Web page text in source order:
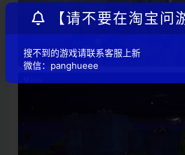
【请不要在淘宝问
搜不到的游戏请联系客服上新
微信：panghueee